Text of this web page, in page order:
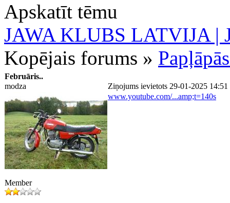
Apskatīt tēmu
JAWA KLUBS LATVIJA |
Kopējais forums »
Februāris..
modza
Ziņojums ievietots 29-01-2025 14:51
Member
www.youtube.com/...amp;t=140s